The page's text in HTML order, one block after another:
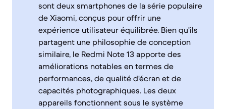
sont deux smartphones de la série populaire
de Xiaomi, conçus pour offrir une
expérience utilisateur équilibrée. Bien qu'ils
partagent une philosophie de conception
similaire, le Redmi Note 13 apporte des
améliorations notables en termes de
performances, de qualité d'écran et de
capacités photographiques. Les deux
appareils fonctionnent sous le système